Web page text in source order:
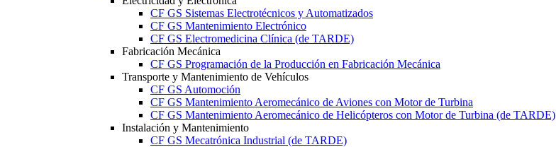
CF GS Sistemas Electrotécnicos y Automatizados
CF GS Mantenimiento Electrónico
CF GS Electromedicina Clínica (de TARDE)
Fabricación Mecánica
CF GS Programación de la Producción en Fabricación Mecánica
Transporte y Mantenimiento de Vehículos
CF GS Automoción
CF GS Mantenimiento Aeromecánico de Aviones con Motor de Turbina
CF GS Mantenimiento Aeromecánico de Helicópteros con Motor de Turbina (de TARDE)
Instalación y Mantenimiento
CF GS Mecatrónica Industrial (de TARDE)